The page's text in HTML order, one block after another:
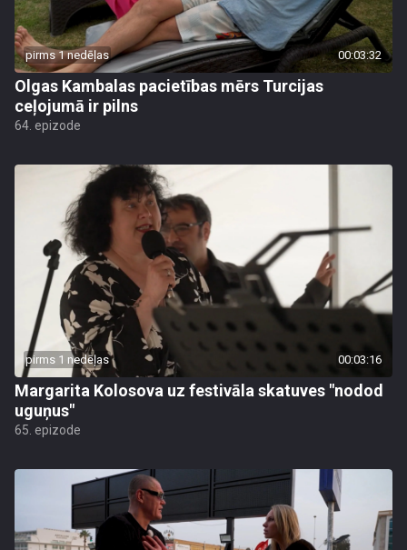
pirms 1 nedēļas 00:03:32
Olgas Kambalas pacietības mērs Turcijas
ceļojumā ir pilns
64. epizode
pirms 1 nedēļas 00:03:16
Margarita Kolosova uz festivāla skatuves "nodod
uguņus"
65. epizode